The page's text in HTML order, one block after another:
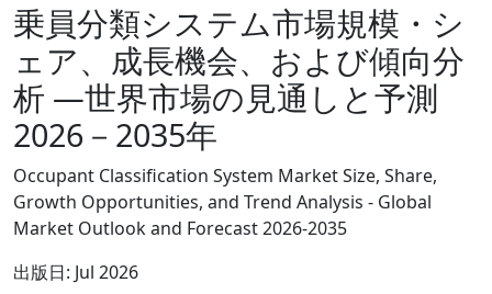
乗員分類システム市場規模・シ
ェア、成長機会、および傾向分
析 ―世界市場の見通しと予測
2026－2035年
Occupant Classification System Market Size, Share,
Growth Opportunities, and Trend Analysis - Global
Market Outlook and Forecast 2026-2035
出版日: Jul 2026